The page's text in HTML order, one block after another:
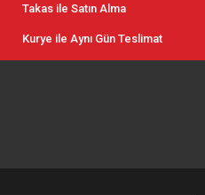
Takas ile Satın Alma
Kurye ile Aynı Gün Teslimat